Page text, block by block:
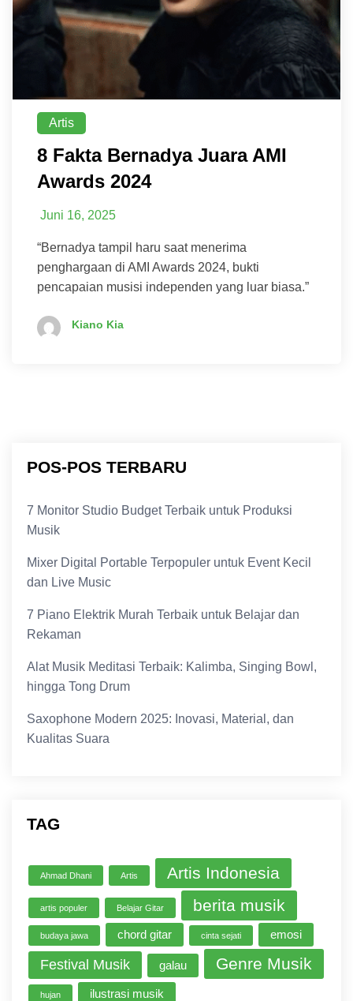
Artis
8 Fakta Bernadya Juara AMI
Awards 2024
Juni 16, 2025
“Bernadya tampil haru saat menerima
penghargaan di AMI Awards 2024, bukti
pencapaian musisi independen yang luar biasa.”
Kiano Kia
POS-POS TERBARU
7 Monitor Studio Budget Terbaik untuk Produksi
Musik
Mixer Digital Portable Terpopuler untuk Event Kecil
dan Live Music
7 Piano Elektrik Murah Terbaik untuk Belajar dan
Rekaman
Alat Musik Meditasi Terbaik: Kalimba, Singing Bowl,
hingga Tong Drum
Saxophone Modern 2025: Inovasi, Material, dan
Kualitas Suara
TAG
Ahmad Dhani Artis Artis Indonesia
artis populer Belajar Gitar berita musik
budaya jawa chord gitar cinta sejati emosi
Festival Musik galau Genre Musik
hujan ilustrasi musik